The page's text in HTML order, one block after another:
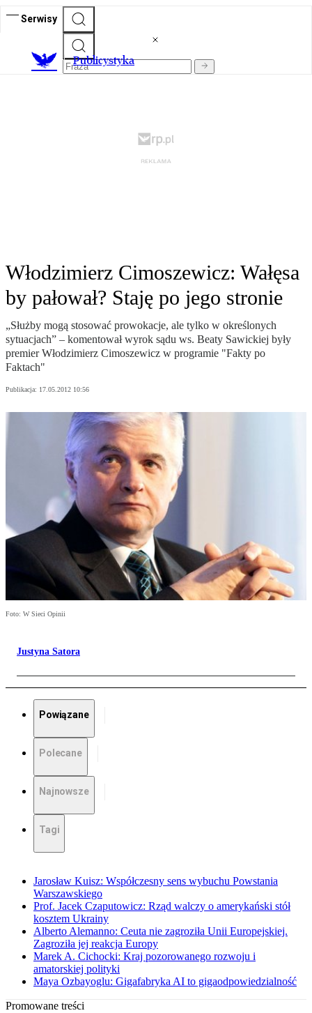
Serwisy
Publicystyka
Włodzimierz Cimoszewicz: Wałęsa
by pałował? Staję po jego stronie
„Służby mogą stosować prowokacje, ale tylko w określonych
sytuacjach” – komentował wyrok sądu ws. Beaty Sawickiej były
premier Włodzimierz Cimoszewicz w programie "Fakty po
Faktach"
Publikacja: 17.05.2012 10:56
Foto: W Sieci Opinii
Justyna Satora
Powiązane
Polecane
Najnowsze
Tagi
Jarosław Kuisz: Współczesny sens wybuchu Powstania
Warszawskiego
Prof. Jacek Czaputowicz: Rząd walczy o amerykański stół
kosztem Ukrainy
Alberto Alemanno: Ceuta nie zagroziła Unii Europejskiej.
Zagroziła jej reakcja Europy
Marek A. Cichocki: Kraj pozorowanego rozwoju i
amatorskiej polityki
Maya Ozbayoglu: Gigafabryka AI to gigaodpowiedzialność
Promowane treści